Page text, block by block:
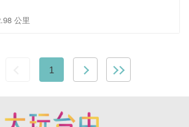
公里
1